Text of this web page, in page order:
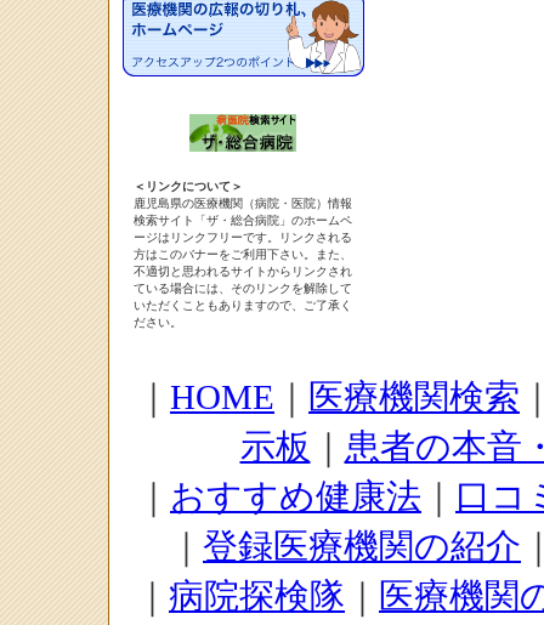
＜リンクについて＞
鹿児島県の医療機関（病院・医院）情報
検索サイト「ザ・総合病院」のホームペ
ージはリンクフリーです。リンクされる
方はこのバナーをご利用下さい。また、
不適切と思われるサイトからリンクされ
ている場合には、そのリンクを解除して
いただくこともありますので、ご了承く
ださい。
｜ HOME ｜ 医療機関検索
示板 ｜ 患者の本音
｜ おすすめ健康法 ｜ 口コ
｜ 登録医療機関の紹介
｜ 病院探検隊 ｜ 医療機関